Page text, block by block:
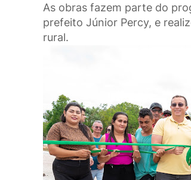
As obras fazem parte do
prefeito Júnior Percy, e
rural.